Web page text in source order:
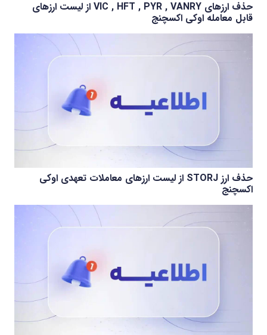
حذف ارزهای VIC , HFT , PYR , VANRY از لیست ارزهای
قابل معامله اوکی اکسچنج
حذف ارز STORJ از لیست ارزهای معاملات تعهدی اوکی
اکسچنج